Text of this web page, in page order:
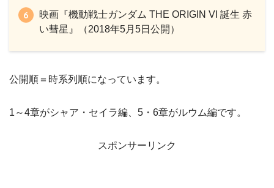
映画『機動戦士ガンダム THE ORIGIN VI 誕生 赤
い彗星』（2018年5月5日公開）
公開順＝時系列順になっています。
1～4章がシャア・セイラ編、5・6章がルウム編です。
スポンサーリンク